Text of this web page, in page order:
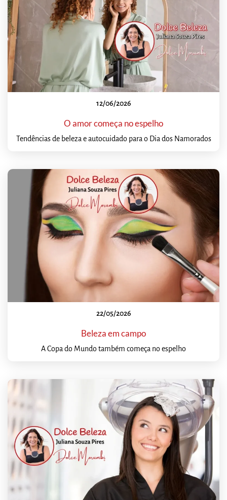
12/06/2026
O amor começa no espelho
Tendências de beleza e autocuidado para o Dia dos Namorados
22/05/2026
Beleza em campo
A Copa do Mundo também começa no espelho